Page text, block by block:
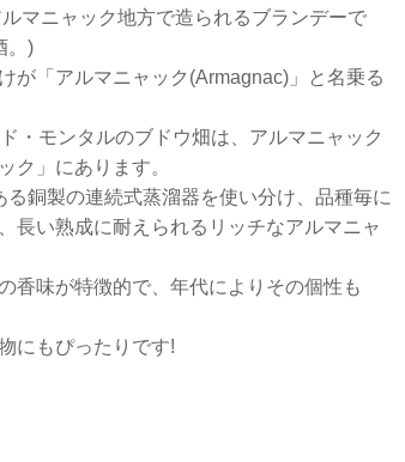
マニャック地方で造られるブランデーで
。)
が「アルマニャック(Armagnac)」と名乗る
・モンタルのブドウ畑は、アルマニャック
ク」にあります。
銅製の連続式蒸溜器を使い分け、品種毎に
長い熟成に耐えられるリッチなアルマニャ
香味が特徴的で、年代によりその個性も
にもぴったりです!